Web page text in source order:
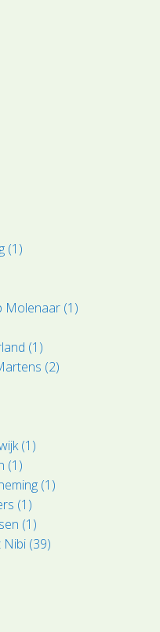
(1)
Molenaar (1)
(1)
(2)
(1)
(1)
(1)
(1)
(1)
Nibi (39)